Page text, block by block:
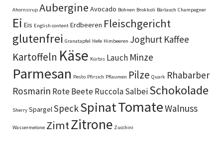
Ahornsirup Aubergine Avocado Bohnen Brokkoli Bärlauch Champagner
Ei Eis English content Erdbeeren Fleischgericht
glutenfrei Granatapfel Hefe Himbeeren Joghurt Kaffee
Kartoffeln Käse Kürbis Lauch Minze
Parmesan Pesto Pfirsich Pflaumen Pilze Quark Rhabarber
Rosmarin Rote BeeteRuccolaSalbeiSchokolade
Sherry SpargelSpeckSpinatTomateWalnuss
Wassermelone ZimtZitrone Zucchini